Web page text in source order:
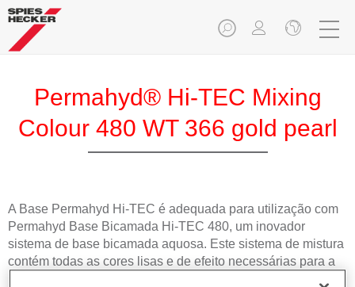
Permahyd® Hi-TEC Mixing
Colour 480 WT 366 gold pearl
A Base Permahyd Hi-TEC é adequada para utilização com
Permahyd Base Bicamada Hi-TEC 480, um inovador
sistema de base bicamada aquosa. Este sistema de mistura
contém todas as cores lisas e de efeito necessárias para a